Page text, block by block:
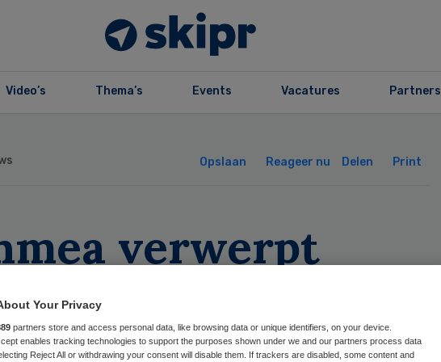
Video’s Thema’s Events Vacatures Partners
Opslaan Reageer nu Delen Print
verwerpt
LVG
Your Privacy
partners store and access personal data, like browsing data or unique identifiers, on your device.
enables tracking technologies to support the purposes shown under we and our partners process data
Reject All or withdrawing your consent will disable them. If trackers are disabled, some content and